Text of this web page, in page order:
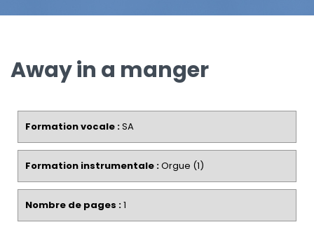
Away in a manger
Formation vocale :SA
Formation instrumentale :Orgue (1)
Nombre de pages :1